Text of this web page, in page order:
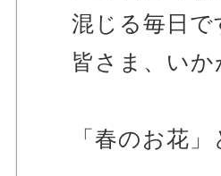
混じる毎日で
皆さま、い
「春のお花